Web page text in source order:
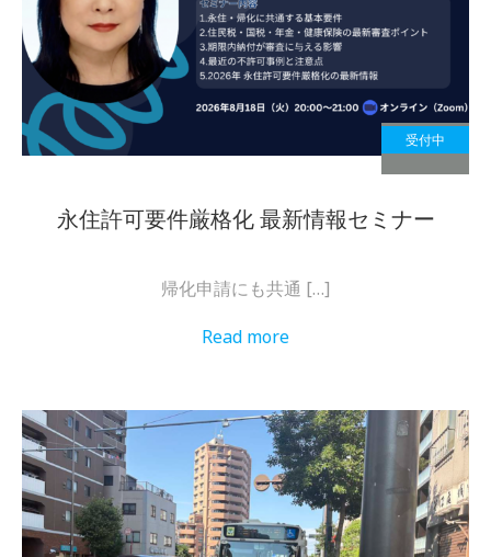
受付中
永住許可要件厳格化 最新情報セミナー
帰化申請にも共通 […]
Read more